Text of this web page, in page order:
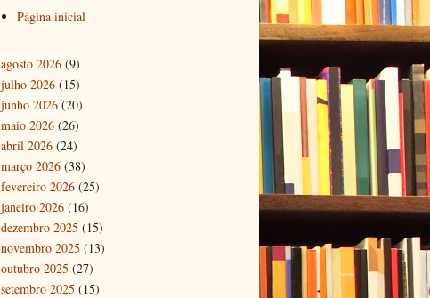
Página inicial
agosto 2026 (9)
julho 2026 (15)
junho 2026 (20)
maio 2026 (26)
abril 2026 (24)
março 2026 (38)
fevereiro 2026 (25)
janeiro 2026 (16)
dezembro 2025 (15)
novembro 2025 (13)
outubro 2025 (27)
setembro 2025 (15)